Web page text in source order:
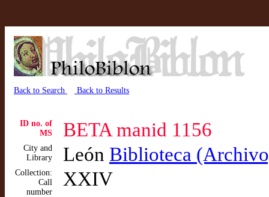
Back to Search Back to Results
ID no. of
MS
BETA manid 1156
City and
Library
León Biblioteca
Collection:
Call
number
XXIV